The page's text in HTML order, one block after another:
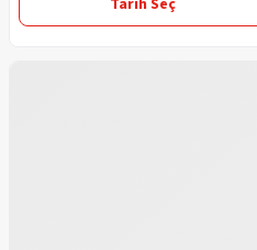
Tarih Seç